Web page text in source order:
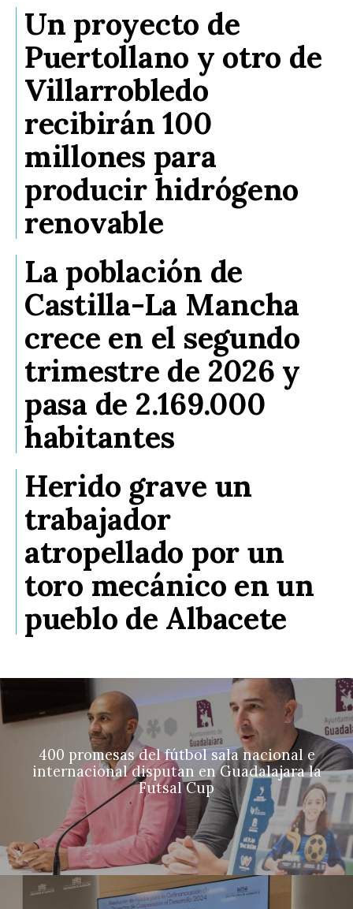
Un proyecto de
Puertollano y otro de
Villarrobledo
recibirán 100
millones para
producir hidrógeno
renovable
La población de
Castilla-La Mancha
crece en el segundo
trimestre de 2026 y
pasa de 2.169.000
habitantes
Herido grave un
trabajador
atropellado por un
toro mecánico en un
pueblo de Albacete
400 promesas del fútbol sala nacional e
internacional disputan en Guadalajara la
Futsal Cup